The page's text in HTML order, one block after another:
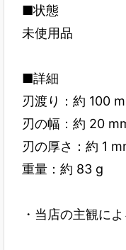
■状態
未使用品
■詳細
刃渡り：約 100
刃の幅：約 20
刃の厚さ：約 1
重量：約 83 g
・当店の主観に